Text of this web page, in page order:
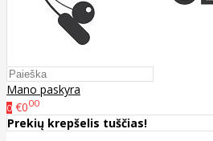
Mano paskyra
0 €000
Prekių krepšelis tuščias!